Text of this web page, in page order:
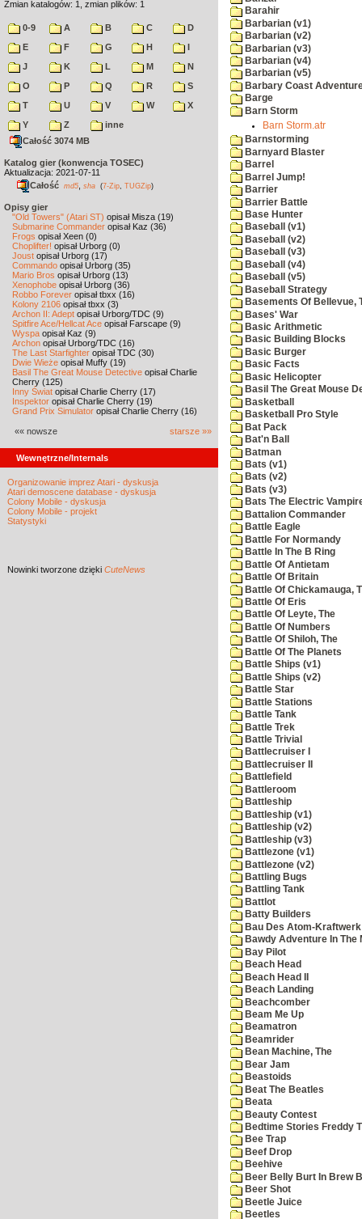
Zmian katalogów: 1, zmian plików: 1
0-9 A B C
D
E
F G H
I
J
K L M
N
O
P Q R
S
T
U V W
X
Y
Z
inne
Całość 3074 MB
Katalog gier (konwencja TOSEC)
Aktualizacja: 2021-07-11
Całość md5 sha (7-Zip TUGZip)
Opisy gier
"Old Towers" (Atari ST) opisał Misza (19)
Submarine Commander opisał Kaz (36)
Frogs opisał Xeen (0)
Choplifter! opisał Urborg (0)
Joust opisał Urborg (17)
Commando opisał Urborg (35)
Mario Bros opisał Urborg (13)
Xenophobe opisał Urborg (36)
Robbo Forever opisał tbxx (16)
Kolony 2106 opisał tbxx (3)
Archon II: Adept opisał Urborg/TDC (9)
Spitfire Ace/Hellcat Ace opisał Farscape (9)
Wyspa opisał Kaz (9)
Archon opisał Urborg/TDC (16)
The Last Starfighter opisał TDC (30)
Dwie Wieże opisał Muffy (19)
Basil The Great Mouse Detective opisał Charlie
Cherry (125)
Inny Świat opisał Charlie Cherry (17)
Inspektor opisał Charlie Cherry (19)
Grand Prix Simulator opisał Charlie Cherry (16)
«« nowsze starsze »»
Wewnętrzne/Internals
Organizowanie imprez Atari - dyskusja
Atari demoscene database - dyskusja
Colony Mobile - dyskusja
Colony Mobile - projekt
Statystyki
Nowinki tworzone dzięki CuteNews
Barahir
Barbarian (v1)
Barbarian (v2)
Barbarian (v3)
Barbarian (v4)
Barbarian (v5)
Barbary Coast
Barge
Barn Storm
Barn Storm.atr
Barnstorming
Barnyard Blaster
Barrel
Barrel Jump!
Barrier
Barrier Battle
Base Hunter
Baseball (v1)
Baseball (v2)
Baseball (v3)
Baseball (v4)
Baseball (v5)
Baseball Strategy
Basements Of Bellevue,
Bases' War
Basic Arithmetic
Basic Building Blocks
Basic Burger
Basic Facts
Basic Helicopter
Basil The Great Mouse
Basketball
Basketball Pro Style
Bat Pack
Bat'n Ball
Batman
Bats (v1)
Bats (v2)
Bats (v3)
Bats The Electric
Battalion Commander
Battle Eagle
Battle For Normandy
Battle In The B Ring
Battle Of Antietam
Battle Of Britain
Battle Of Chickamauga,
Battle Of Eris
Battle Of Leyte, The
Battle Of Numbers
Battle Of Shiloh, The
Battle Of The Planets
Battle Ships (v1)
Battle Ships (v2)
Battle Star
Battle Stations
Battle Tank
Battle Trek
Battle Trivial
Battlecruiser I
Battlecruiser II
Battlefield
Battleroom
Battleship
Battleship (v1)
Battleship (v2)
Battleship (v3)
Battlezone (v1)
Battlezone (v2)
Battling Bugs
Battling Tank
Battlot
Batty Builders
Bau Des Atom-Kraftwerk
Bawdy Adventure In The
Bay Pilot
Beach Head
Beach Head II
Beach Landing
Beachcomber
Beam Me Up
Beamatron
Beamrider
Bean Machine, The
Bear Jam
Beastoids
Beat The Beatles
Beata
Beauty Contest
Bedtime Stories Freddy
Bee Trap
Beef Drop
Beehive
Beer Belly Burt In Brew
Beer Shot
Beetle Juice
Beetles